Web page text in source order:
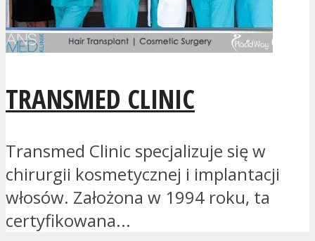
TRANSMED CLINIC
Transmed Clinic specjalizuje się w
chirurgii kosmetycznej i implantacji
włosów. Założona w 1994 roku, ta
certyfikowana...